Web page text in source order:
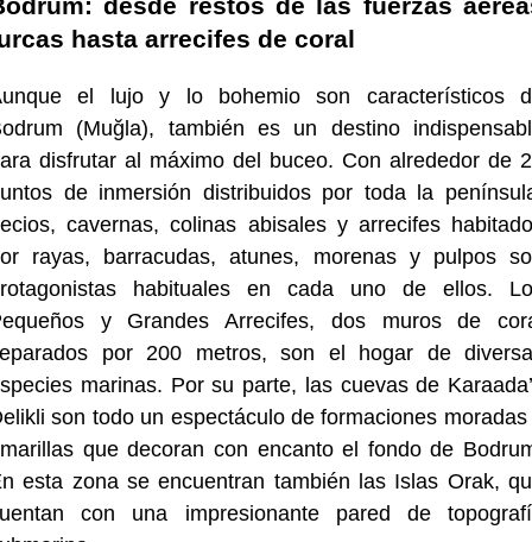
hasta arrecifes de coral
el lujo y lo bohemio son característicos
(Muğla), también es un destino
disfrutar al máximo del buceo. Con alrededor de
de inmersión distribuidos por toda la
cavernas, colinas abisales y arrecifes
rayas, barracudas, atunes, morenas y pulpos
habituales en cada uno de ellos.
y Grandes Arrecifes, dos muros de
por 200 metros, son el hogar de
marinas. Por su parte, las cuevas de
son todo un espectáculo de formaciones moradas
que decoran con encanto el fondo de
esta zona se encuentran también las Islas Orak,
con una impresionante pared de